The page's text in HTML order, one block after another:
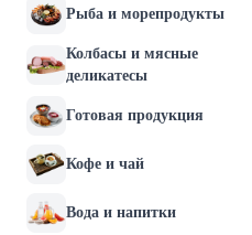
Рыба и морепродукты
Колбасы и мясные
деликатесы
Готовая продукция
Кофе и чай
Вода и напитки